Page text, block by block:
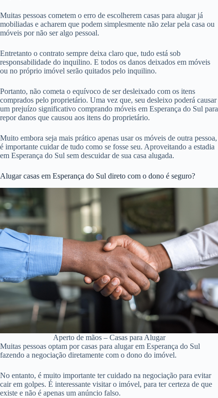
Muitas pessoas cometem o erro de escolherem casas para alugar já
mobiliadas e acharem que podem simplesmente não zelar pela casa ou
móveis por não ser algo pessoal.
Entretanto o contrato sempre deixa claro que, tudo está sob
responsabilidade do inquilino. E todos os danos deixados em móveis
ou no próprio imóvel serão quitados pelo inquilino.
Portanto, não cometa o equívoco de ser desleixado com os itens
comprados pelo proprietário. Uma vez que, seu desleixo poderá causar
um prejuízo significativo comprando móveis em Esperança do Sul para
repor danos que causou aos itens do proprietário.
Muito embora seja mais prático apenas usar os móveis de outra pessoa,
é importante cuidar de tudo como se fosse seu. Aproveitando a estadia
em Esperança do Sul sem descuidar de sua casa alugada.
Alugar casas em Esperança do Sul direto com o dono é seguro?
Aperto de mãos – Casas para Alugar
Muitas pessoas optam por casas para alugar em Esperança do Sul
fazendo a negociação diretamente com o dono do imóvel.
No entanto, é muito importante ter cuidado na negociação para evitar
cair em golpes. É interessante visitar o imóvel, para ter certeza de que
existe e não é apenas um anúncio falso.